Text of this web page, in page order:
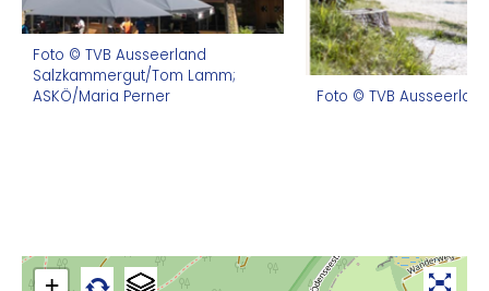
Foto © TVB Ausseerland
Salzkammergut/Tom Lamm;
ASKÖ/Maria Perner
Foto © TVB
+